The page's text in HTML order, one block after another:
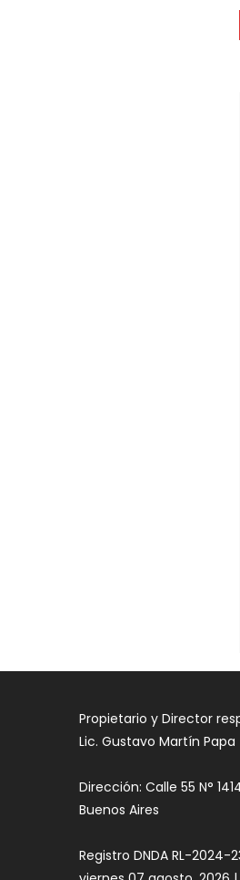
Propietario y Director
Lic. Gustavo Martín Papa
Dirección: Calle 55 N°
Buenos Aires
Registro DNDA RL-2024-